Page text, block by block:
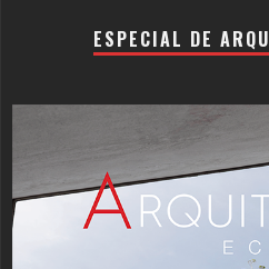
ESPECIAL DE